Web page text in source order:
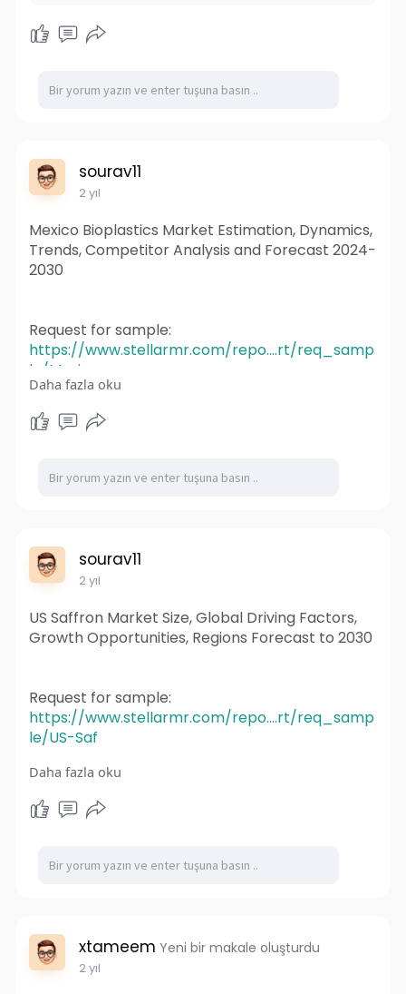
sourav11
2 yıl
Mexico Bioplastics Market Estimation, Dynamics,
Trends, Competitor Analysis and Forecast 2024-
2030
Request for sample:
https://www.stellarmr.com/repo....rt/req_samp
le/Mexico
The Mexico Bioplastics Market drivers include
although challenges such as higher costs, limited
composting infrastructure, and unclear
Daha fazla oku
sourav11
2 yıl
US Saffron Market Size, Global Driving Factors,
Growth Opportunities, Regions Forecast to 2030
Request for sample:
https://www.stellarmr.com/repo....rt/req_samp
le/US-Saf
Saffron, is a globally renowned premium spice
derived from the Crocus sativus flower and
the threads, a labor-intensive process,
contributes to its high cost.
Daha fazla oku
xtameem Yeni bir makale oluşturdu
2 yıl